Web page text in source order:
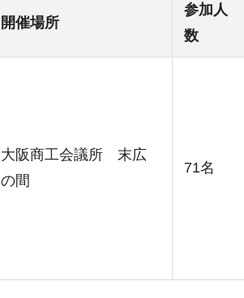
開催場所
参加人
数
大阪商工会議所 末広
の間
71名